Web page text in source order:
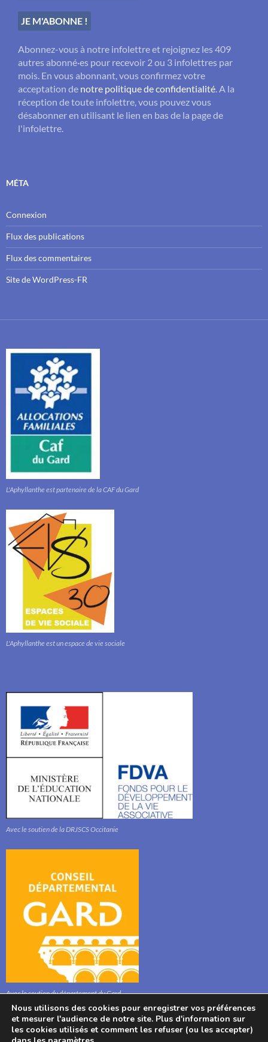
Abonnez-vous à notre infolettre et rejoignez les 409
autres abonné·es pour recevoir 2 ou 3 infolettres par
mois. En vous abonnant, vous confirmez votre
acceptation de notre politique de confidentialité . A la
réception de toute infolettre, vous pouvez vous
désabonner en utilisant le lien en bas de la page de
l'infolettre.
MÉTA
Connexion
Flux des publications
Flux des commentaires
Site de WordPress-FR
L'Aphyllanthe est partenaire de la CAF du Gard
L'Aphyllanthe est un espace de vie sociale
Avec le soutien de la DRJSCS Occitanie
Avec le soutien du département du Gard
Nous utilisons des cookies pour enregistrer vos préférences
et mesurer l'audience de notre site. Plus d'information sur
les cookies utilisés et comment les refuser (ou les accepter)